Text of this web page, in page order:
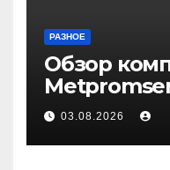
РАЗНОЕ
Обзор
03.08.2026